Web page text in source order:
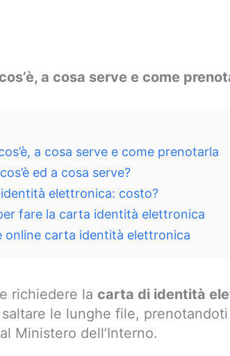
a cosa serve e come
a cosa serve e come prenotarla
ed a cosa serve?
elettronica: costo?
fare la carta identità elettronica
online carta identità elettronica
richiedere la carta di identità
le lunghe file,
Ministero dell’Interno.